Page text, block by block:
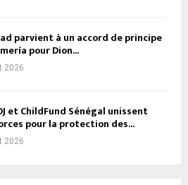
parvient à un accord de principe
pour Dion...
2026
et ChildFund Sénégal unissent
pour la protection des...
2026